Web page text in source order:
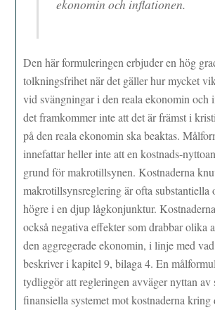
ekonomin och inflationen.
Den här formuleringen erbjuder en hög
tolkningsfrihet när det gäller hur mycket
vid svängningar i den reala ekonomin och
det framkommer inte att det är främst i
på den reala ekonomin ska beaktas.
innefattar heller inte att en kostnads-
grund för makrotillsynen. Kostnaderna
makrotillsynsreglering är ofta substantiella
högre i en djup lågkonjunktur.
också negativa effekter som drabbar olika
den aggregerade ekonomin, i linje med
beskriver i kapitel 9, bilaga 4. En
tydliggör att regleringen avväger nyttan av
finansiella systemet mot kostnaderna